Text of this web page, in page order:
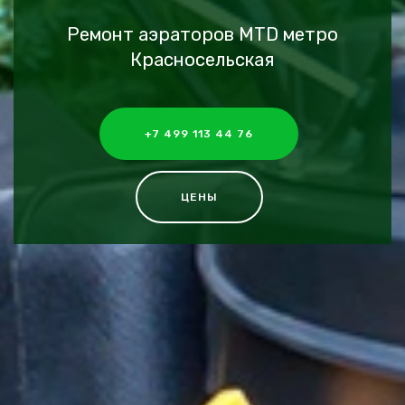
Ремонт аэраторов MTD метро
Красносельская
+7 499 113 44 76
ЦЕНЫ